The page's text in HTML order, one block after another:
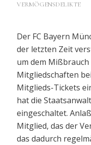
VERMÖGENSDELIKTE
Der FC Bayern
der letzten Zeit
um dem
Mitgliedschaften
Mitglieds-Tickets
hat die
eingeschaltet.
Mitglied, das der
das dadurch